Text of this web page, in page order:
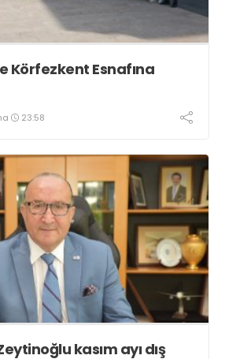
Körfezkent Esnafına
23:58
kasım ayı dış